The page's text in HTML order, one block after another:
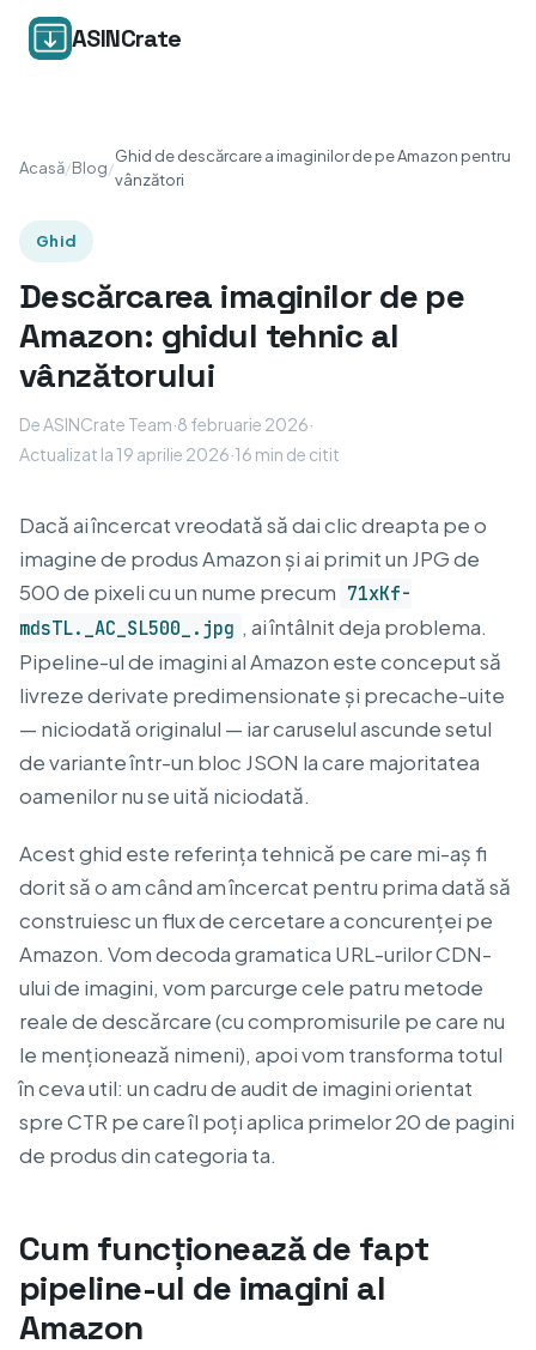
ASINCrate
Acasă/Blog/
Ghid de descărcare a imaginilor de pe Amazon pentru
vânzători
Ghid
Descărcarea imaginilor de pe
Amazon: ghidul tehnic al
vânzătorului
De ASINCrate Team·8 februarie 2026·
Actualizat la 19 aprilie 2026·16 min de citit
Dacă ai încercat vreodată să dai clic dreapta pe o
imagine de produs Amazon și ai primit un JPG de
500 de pixeli cu un nume precum 71xKf-
mdsTL._AC_SL500_.jpg , ai întâlnit deja problema.
Pipeline-ul de imagini al Amazon este conceput să
livreze derivate predimensionate și precache-uite
— niciodată originalul — iar caruselul ascunde setul
de variante într-un bloc JSON la care majoritatea
oamenilor nu se uită niciodată.
Acest ghid este referința tehnică pe care mi-aș fi
dorit să o am când am încercat pentru prima dată să
construiesc un flux de cercetare a concurenței pe
Amazon. Vom decoda gramatica URL-urilor CDN-
ului de imagini, vom parcurge cele patru metode
reale de descărcare (cu compromisurile pe care nu
le menționează nimeni), apoi vom transforma totul
în ceva util: un cadru de audit de imagini orientat
spre CTR pe care îl poți aplica primelor 20 de pagini
de produs din categoria ta.
Cum funcționează de fapt
pipeline-ul de imagini al
Amazon